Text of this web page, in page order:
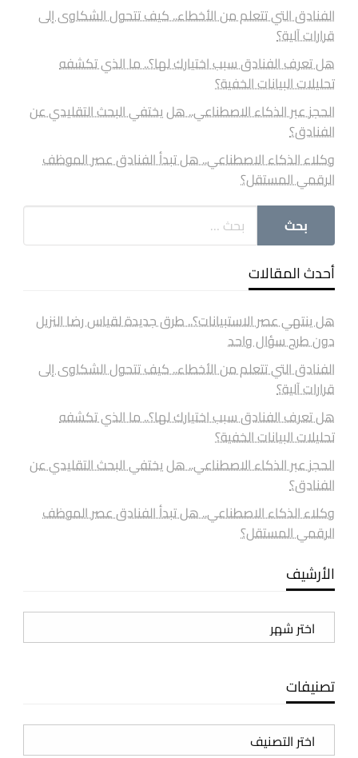
الفنادق التي تتعلم من الأخطاء.. كيف تتحول الشكاوى إلى
قرارات آلية؟
هل تعرف الفنادق سبب اختيارك لها؟.. ما الذي تكشفه
تحليلات البيانات الخفية؟
الحجز عبر الذكاء الاصطناعي.. هل يختفي البحث التقليدي عن
الفنادق؟
وكلاء الذكاء الاصطناعي.. هل تبدأ الفنادق عصر الموظف
الرقمي المستقل؟
أحدث المقالات
هل ينتهي عصر الاستبيانات؟.. طرق جديدة لقياس رضا النزيل
دون طرح سؤال واحد
الفنادق التي تتعلم من الأخطاء.. كيف تتحول الشكاوى إلى
قرارات آلية؟
هل تعرف الفنادق سبب اختيارك لها؟.. ما الذي تكشفه
تحليلات البيانات الخفية؟
الحجز عبر الذكاء الاصطناعي.. هل يختفي البحث التقليدي عن
الفنادق؟
وكلاء الذكاء الاصطناعي.. هل تبدأ الفنادق عصر الموظف
الرقمي المستقل؟
الأرشيف
الأرشيف
تصنيفات
تصنيفات